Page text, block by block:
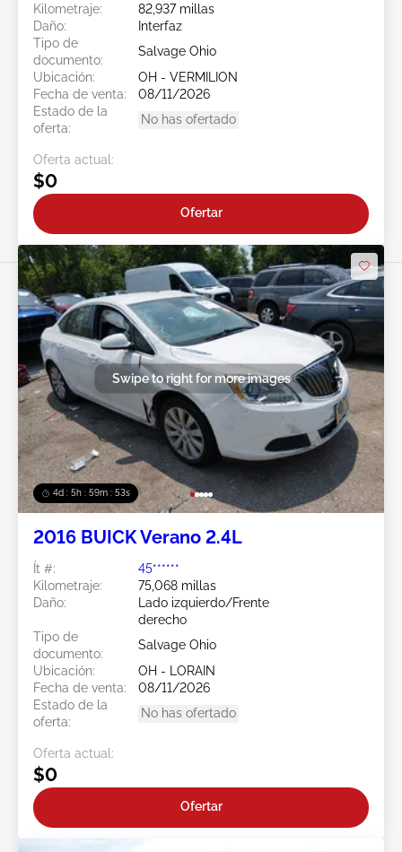
Kilometraje:
82,937 millas
Daño:
Interfaz
Tipo de
documento:
Salvage Ohio
Ubicación:
OH - VERMILION
Fecha de venta:
08/11/2026
Estado de la
oferta:
No has ofertado
Oferta actual:
$0
Ofertar
4d : 5h : 59m : 50s
Swipe to right for more images
2016 BUICK Verano 2.4L
Ít #:
45******
Kilometraje:
75,068 millas
Daño:
Lado izquierdo/Frente
derecho
Tipo de
documento:
Salvage Ohio
Ubicación:
OH - LORAIN
Fecha de venta:
08/11/2026
Estado de la
oferta:
No has ofertado
Oferta actual:
$0
Ofertar